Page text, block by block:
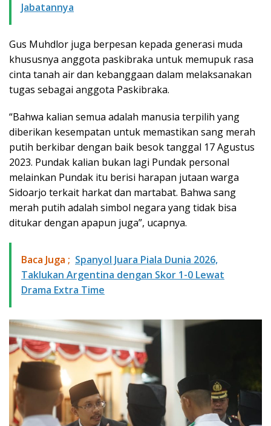
Jabatannya
Gus Muhdlor juga berpesan kepada generasi muda
khususnya anggota paskibraka untuk memupuk rasa
cinta tanah air dan kebanggaan dalam melaksanakan
tugas sebagai anggota Paskibraka.
“Bahwa kalian semua adalah manusia terpilih yang
diberikan kesempatan untuk memastikan sang merah
putih berkibar dengan baik besok tanggal 17 Agustus
2023. Pundak kalian bukan lagi Pundak personal
melainkan Pundak itu berisi harapan jutaan warga
Sidoarjo terkait harkat dan martabat. Bahwa sang
merah putih adalah simbol negara yang tidak bisa
ditukar dengan apapun juga”, ucapnya.
Baca Juga ; Spanyol Juara Piala Dunia 2026,
Taklukan Argentina dengan Skor 1-0 Lewat
Drama Extra Time